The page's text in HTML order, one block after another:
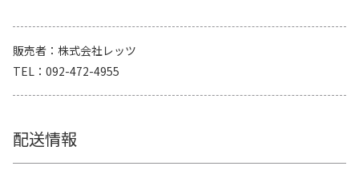
販売者
株式会社レッツ
TEL
092-472-4955
配送情報